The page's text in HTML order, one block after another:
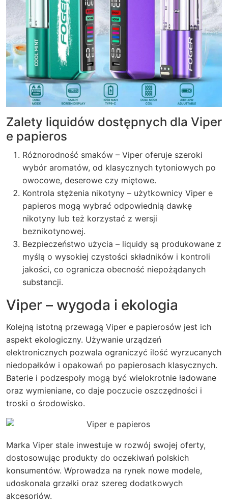
Zalety liquidów dostępnych dla Viper
e papieros
Różnorodność smaków – Viper oferuje szeroki
wybór aromatów, od klasycznych tytoniowych po
owocowe, deserowe czy miętowe.
Kontrola stężenia nikotyny – użytkownicy Viper e
papieros mogą wybrać odpowiednią dawkę
nikotyny lub też korzystać z wersji
beznikotynowej.
Bezpieczeństwo użycia – liquidy są produkowane z
myślą o wysokiej czystości składników i kontroli
jakości, co ogranicza obecność niepożądanych
substancji.
Viper – wygoda i ekologia
Kolejną istotną przewagą Viper e papierosów jest ich
aspekt ekologiczny. Używanie urządzeń
elektronicznych pozwala ograniczyć ilość wyrzucanych
niedopałków i opakowań po papierosach klasycznych.
Baterie i podzespoły mogą być wielokrotnie ładowane
oraz wymieniane, co daje poczucie oszczędności i
troski o środowisko.
Marka Viper stale inwestuje w rozwój swojej oferty,
dostosowując produkty do oczekiwań polskich
konsumentów. Wprowadza na rynek nowe modele,
udoskonala grzałki oraz szereg dodatkowych
akcesoriów.